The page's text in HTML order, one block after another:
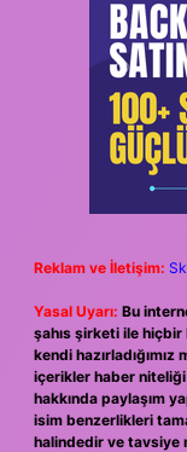
Reklam ve İletişim:
Yasal Uyarı: Bu
şahıs şirketi ile hiçbir
kendi
içerikler haber
hakkında paylaşım
isim benzerlikleri
halindedir ve tavsiye